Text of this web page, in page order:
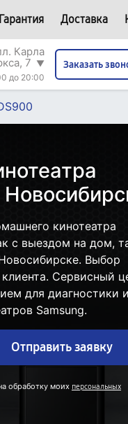
Гарантия Доставка
Карла
7 ▼
до 20:00
Заказать
кинотеатра
с выездом на дом,
Выбор
Сервисный
для диагностики и
Samsung.
Отправить заявку
обработку моих персональных